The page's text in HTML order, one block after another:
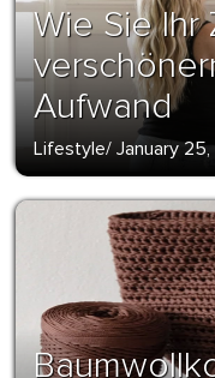
Wie Sie Ihr
Aufwand
Lifestyle/ January